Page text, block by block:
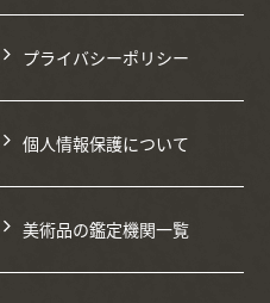
プライバシーポリシー
個人情報保護について
美術品の鑑定機関一覧